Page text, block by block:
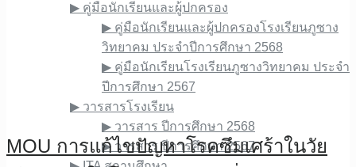
▶︎ คู่มือนักเรียนและผู้ปกครอง
▶︎ คู่มือนักเรียนและผู้ปกครองโรงเรียนภูซาง
วิทยาคม ประจำปีการศึกษา 2568
▶︎ คู่มือนักเรียนโรงเรียนภูซางวิทยาคม ประจำ
ปีการศึกษา 2567
▶︎ วารสารโรงเรียน
▶︎ วารสาร ปีการศึกษา 2568
▶︎ วารสาร ปีการศึกษา 2567
MOU การแก้ไขปัญหาโรคซึมเศร้าในวัย